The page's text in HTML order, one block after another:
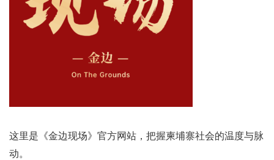
这里是《金边现场》官方网站，把握柬埔寨社会的温度与脉
动。